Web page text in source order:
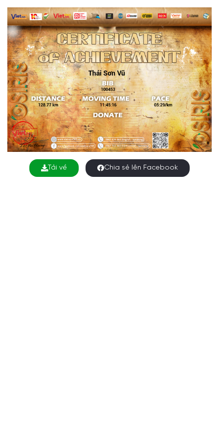
Tải về Chia sẻ lên Facebook